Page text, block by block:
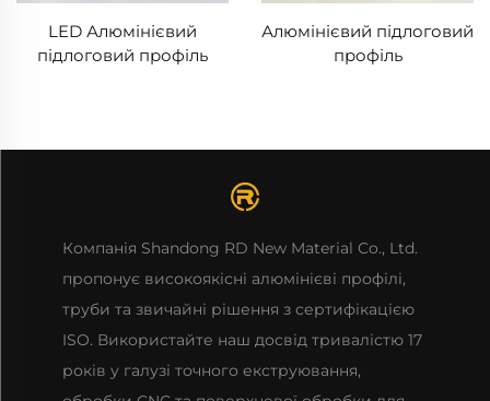
LED Алюмінієвий
підлоговий профіль
Алюмінієвий підлоговий
профіль
Компанія Shandong RD New Material Co., Ltd.
пропонує високоякісні алюмінієві профілі,
труби та звичайні рішення з сертифікацією
ISO. Використайте наш досвід тривалістю 17
років у галузі точного екструювання,